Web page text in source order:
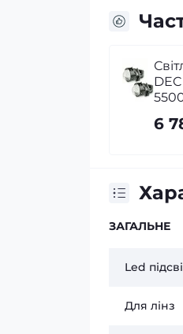
6
ЗАГАЛЬНЕ
Led
Для лінз